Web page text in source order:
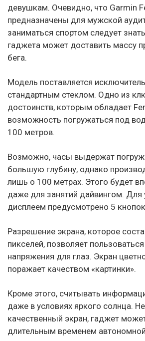
девушкам. Очевидно, что Garmin
предназначены для мужской
заниматься спортом следует
гаджета может доставить массу
бега.
Модель поставляется
стандартным стеклом. Одно из
достоинств, которым обладает
возможность погружаться под
100 метров.
Возможно, часы выдержат
большую глубину, однако
лишь о 100 метрах. Этого будет
даже для занятий дайвингом. Для
дисплеем предусмотрено 5
Разрешение экрана, которое
пикселей, позволяет
напряжения для глаз. Экран
поражает качеством «картинки».
Кроме этого, считывать
даже в условиях яркого солнца.
качественный экран, гаджет
длительным временем